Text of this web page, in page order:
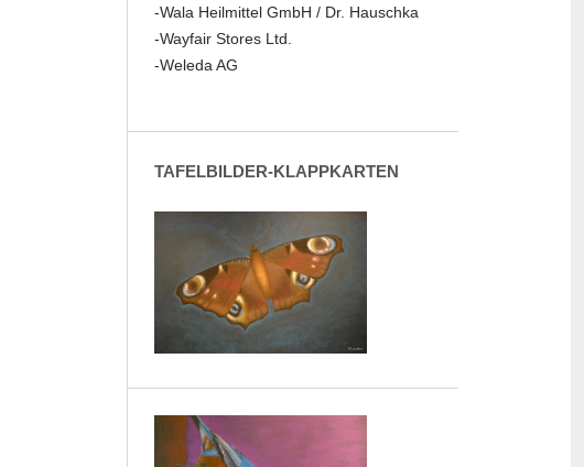
-Wala Heilmittel GmbH / Dr. Hauschka
-Wayfair Stores Ltd.
-Weleda AG
TAFELBILDER-KLAPPKARTEN